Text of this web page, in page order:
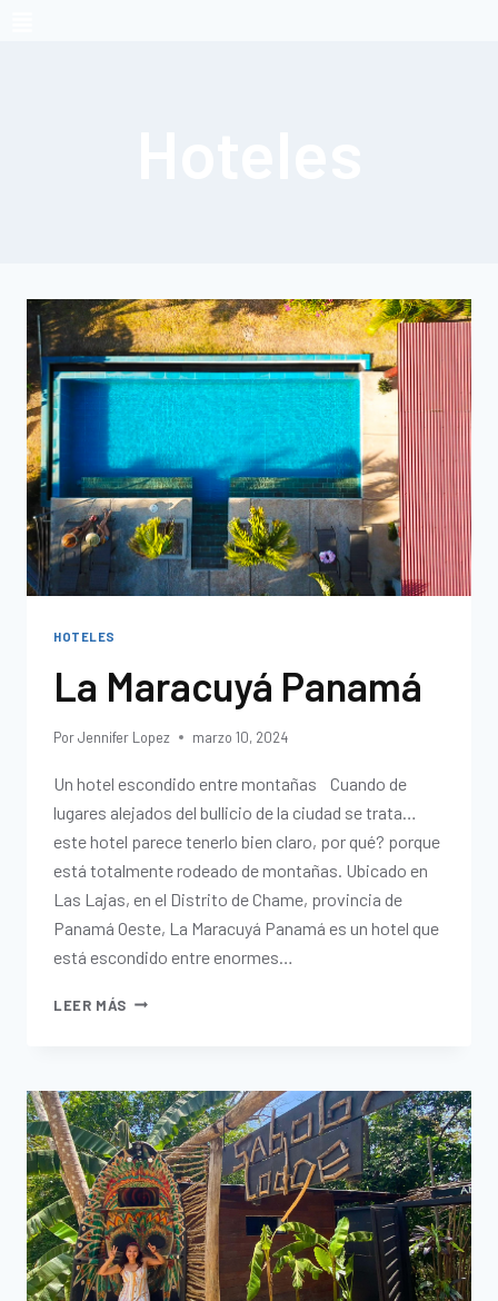
HOTELES
La Maracuyá Panamá
PorJennifer Lopez marzo 10, 2024
Un hotel escondido entre montañas Cuando de
lugares alejados del bullicio de la ciudad se trata…
este hotel parece tenerlo bien claro, por qué? porque
está totalmente rodeado de montañas. Ubicado en
Las Lajas, en el Distrito de Chame, provincia de
Panamá Oeste, La Maracuyá Panamá es un hotel que
está escondido entre enormes…
LEER MÁS